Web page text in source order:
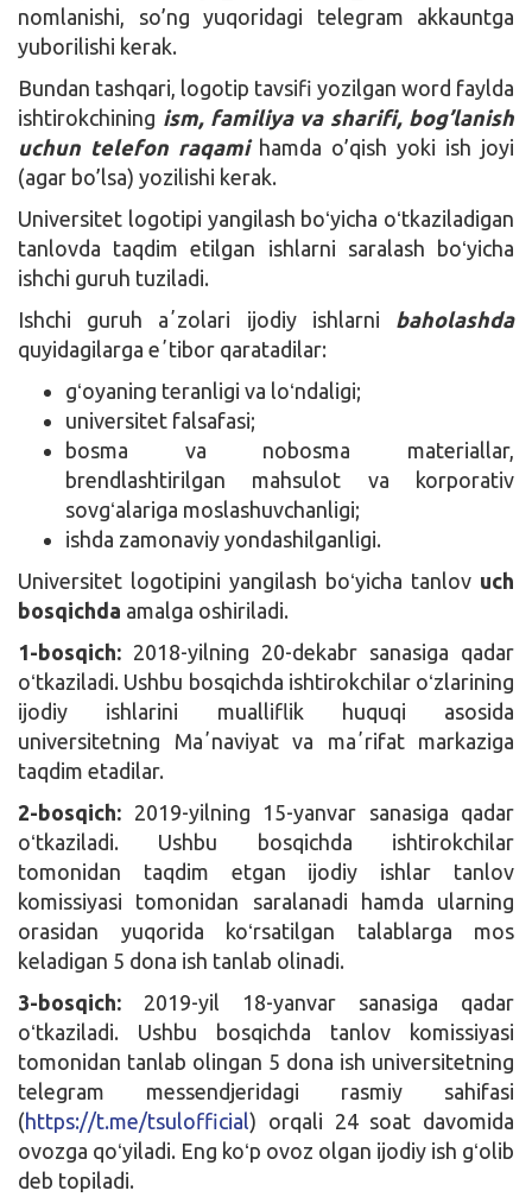
nomlanishi, so’ng yuqoridagi telegram akkauntga
yuborilishi kerak.
Bundan tashqari, logotip tavsifi yozilgan word faylda
ishtirokchining ism, familiya va sharifi, bog’lanish
uchun telefon raqami hamda o’qish yoki ish joyi
(agar bo’lsa) yozilishi kerak.
Universitet logotipi yangilash boʻyicha oʻtkaziladigan
tanlovda taqdim etilgan ishlarni saralash boʻyicha
ishchi guruh tuziladi.
Ishchi guruh aʼzolari ijodiy ishlarni baholashda
quyidagilarga eʼtibor qaratadilar:
gʻoyaning teranligi va loʻndaligi;
universitet falsafasi;
bosma va nobosma materiallar,
brendlashtirilgan mahsulot va korporativ
sovgʻalariga moslashuvchanligi;
ishda zamonaviy yondashilganligi.
Universitet logotipini yangilash boʻyicha tanlov uch
bosqichda amalga oshiriladi.
1-bosqich: 2018-yilning 20-dekabr sanasiga qadar
oʻtkaziladi. Ushbu bosqichda ishtirokchilar oʻzlarining
ijodiy ishlarini mualliflik huquqi asosida
universitetning Maʼnaviyat va maʼrifat markaziga
taqdim etadilar.
2-bosqich: 2019-yilning 15-yanvar sanasiga qadar
oʻtkaziladi.
Ushbu bosqichda ishtirokchilar
tomonidan taqdim etgan ijodiy ishlar tanlov
komissiyasi tomonidan saralanadi hamda ularning
orasidan yuqorida koʻrsatilgan talablarga mos
keladigan 5 dona ish tanlab olinadi.
3-bosqich: 2019-yil 18-yanvar sanasiga qadar
oʻtkaziladi. Ushbu bosqichda tanlov komissiyasi
tomonidan tanlab olingan 5 dona ish universitetning
telegram messendjeridagi rasmiy sahifasi
(https://t.me/tsulofficial) orqali 24 soat davomida
ovozga qoʻyiladi. Eng koʻp ovoz olgan ijodiy ish gʻolib
deb topiladi.